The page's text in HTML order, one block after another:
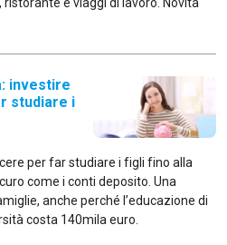
investire
studiare i
per far studiare i figli fino alla
come i conti deposito. Una
anche perché l’educazione di
costa 140mila euro.